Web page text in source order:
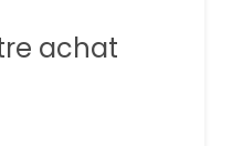
achat